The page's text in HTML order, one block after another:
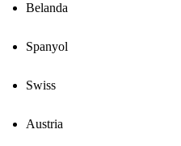
Belanda
Spanyol
Swiss
Austria